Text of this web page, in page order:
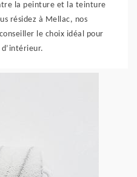
la peinture et la teinture
résidez à Mellac, nos
le choix idéal pour